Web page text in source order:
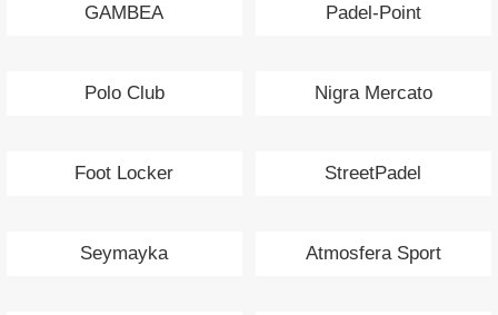
GAMBEA Padel-Point
Polo Club Nigra Mercato
Foot Locker StreetPadel
Seymayka Atmosfera Sport